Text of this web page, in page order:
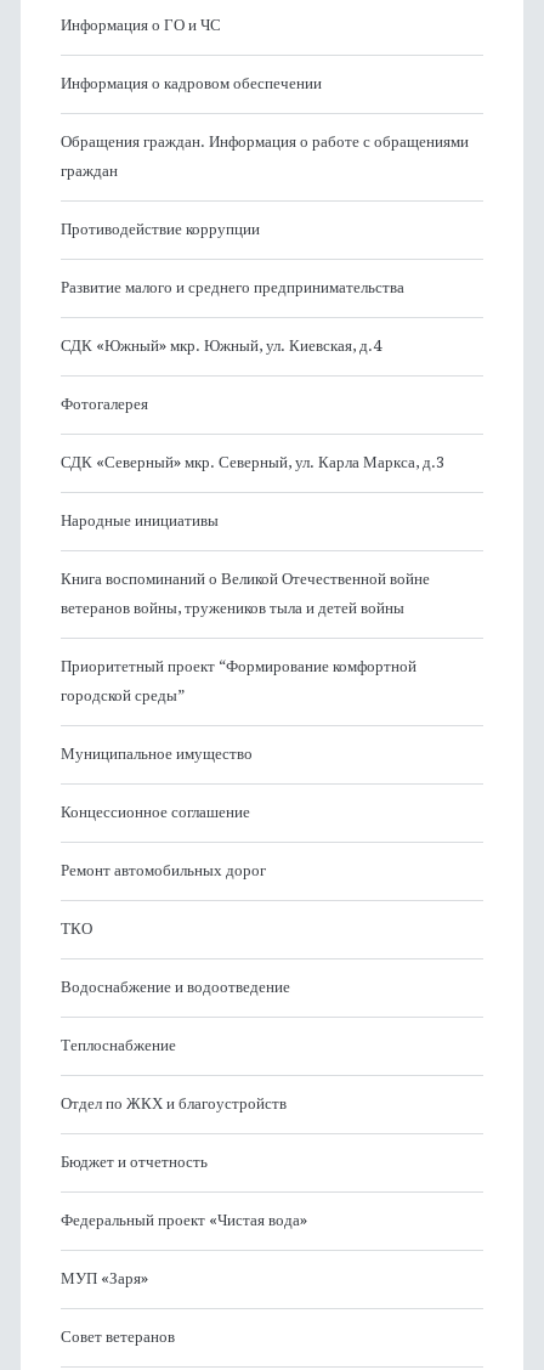
Информация о ГО и ЧС
Информация о кадровом обеспечении
Обращения граждан. Информация о работе с обращениями
граждан
Противодействие коррупции
Развитие малого и среднего предпринимательства
СДК «Южный» мкр. Южный, ул. Киевская, д.4
Фотогалерея
СДК «Северный» мкр. Северный, ул. Карла Маркса, д.3
Народные инициативы
Книга воспоминаний о Великой Отечественной войне
ветеранов войны, тружеников тыла и детей войны
Приоритетный проект “Формирование комфортной
городской среды”
Муниципальное имущество
Концессионное соглашение
Ремонт автомобильных дорог
ТКО
Водоснабжение и водоотведение
Теплоснабжение
Отдел по ЖКХ и благоустройств
Бюджет и отчетность
Федеральный проект «Чистая вода»
МУП «Заря»
Совет ветеранов